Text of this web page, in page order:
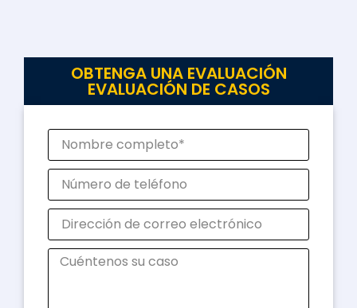
OBTENGA UNA EVALUACIÓN
EVALUACIÓN DE CASOS